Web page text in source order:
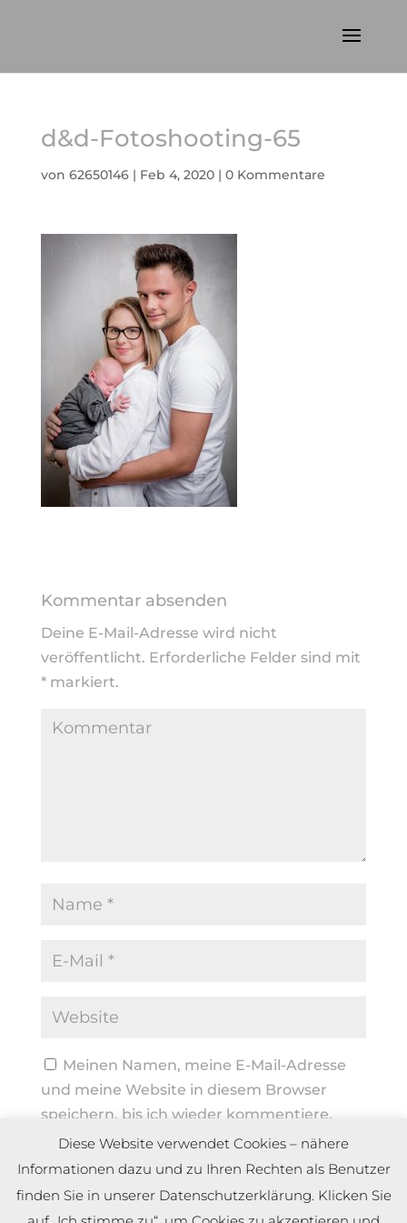
d&d-Fotoshooting-65
von 62650146| Feb 4, 2020| 0 Kommentare
Kommentar absenden
Deine E-Mail-Adresse wird nicht
veröffentlicht. Erforderliche Felder sind mit
*markiert.
Meinen Namen, meine E-Mail-Adresse
und meine Website in diesem Browser
speichern, bis ich wieder kommentiere.
Diese Website verwendet Cookies – nähere
Informationen dazu und zu Ihren Rechten als Benutzer
finden Sie in unserer Datenschutzerklärung. Klicken Sie